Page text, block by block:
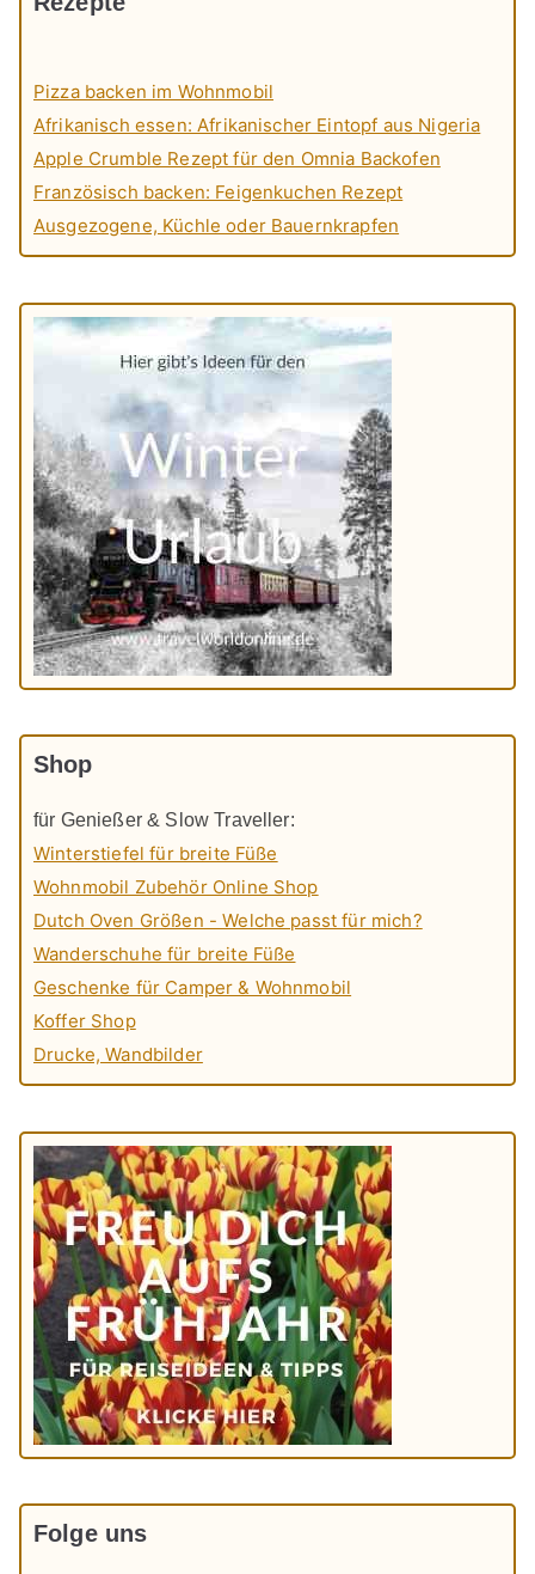
Pizza backen im Wohnmobil
Afrikanisch essen: Afrikanischer Eintopf aus Nigeria
Apple Crumble Rezept für den Omnia Backofen
Französisch backen: Feigenkuchen Rezept
Ausgezogene, Küchle oder Bauernkrapfen
Shop
für Genießer & Slow Traveller:
Winterstiefel für breite Füße
Wohnmobil Zubehör Online Shop
Dutch Oven Größen - Welche passt für mich?
Wanderschuhe für breite Füße
Geschenke für Camper & Wohnmobil
Koffer Shop
Drucke, Wandbilder
Folge uns